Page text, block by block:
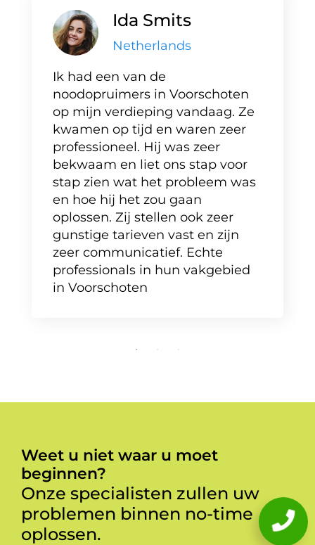
Ida Smits
Netherlands
Ik had een van de
noodopruimers in Voorschoten
op mijn verdieping vandaag. Ze
kwamen op tijd en waren zeer
professioneel. Hij was zeer
bekwaam en liet ons stap voor
stap zien wat het probleem was
en hoe hij het zou gaan
oplossen. Zij stellen ook zeer
gunstige tarieven vast en zijn
zeer communicatief. Echte
professionals in hun vakgebied
in Voorschoten
Weet u niet waar u moet
beginnen?
Onze specialisten zullen uw
problemen binnen no-time
oplossen.